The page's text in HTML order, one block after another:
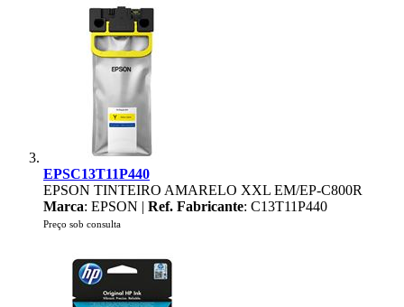
EPSC13T11P440
EPSON TINTEIRO AMARELO XXL EM/EP-C800R
Marca: EPSON | Ref. Fabricante: C13T11P440
Preço sob consulta